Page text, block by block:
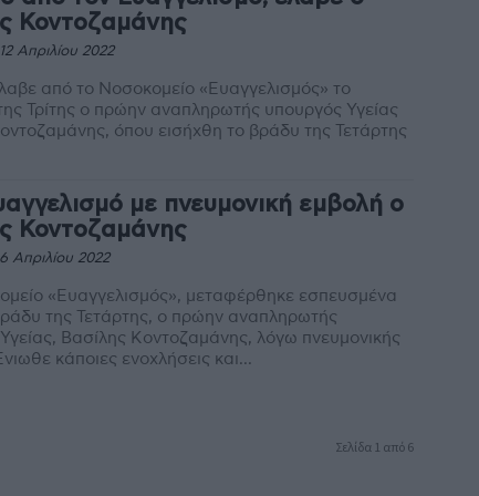
Κοντοζαμάνης
12 Απριλίου 2022
από το Νοσοκομείο «Ευαγγελισμός» το
Τρίτης ο πρώην αναπληρωτής υπουργός Υγείας
όπου εισήχθη το βράδυ της Τετάρτης
με πνευμονική εμβολή ο
Κοντοζαμάνης
6 Απριλίου 2022
«Ευαγγελισμός», μεταφέρθηκε εσπευσμένα
της Τετάρτης, ο πρώην αναπληρωτής
Βασίλης Κοντοζαμάνης, λόγω πνευμονικής
κάποιες ενοχλήσεις και...
Σελίδα 1 από 6